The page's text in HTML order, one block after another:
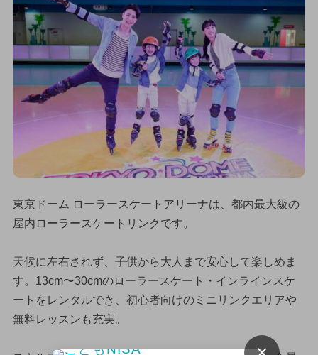
東京ドーム ローラースケートアリーナは、都内最大級の
屋内ローラースケートリンクです。
天候に左右されず、子供から大人まで安心して楽しめま
す。13cm〜30cmのローラースケート・インラインスケ
ートをレンタルでき、初心者向けのミニリンクエリアや
無料レッスンも充実。